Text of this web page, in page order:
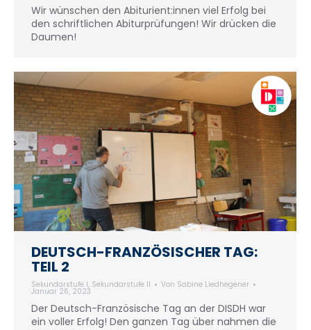
Wir wünschen den Abiturient:innen viel Erfolg bei
den schriftlichen Abiturprüfungen! Wir drücken die
Daumen!
DEUTSCH-FRANZÖSISCHER TAG:
TEIL 2
Sekundarstufe I, Sekundarstufe II Von Sabine Liedhegener
Januar 26, 2023
Der Deutsch-Französische Tag an der DISDH war
ein voller Erfolg! Den ganzen Tag über nahmen die